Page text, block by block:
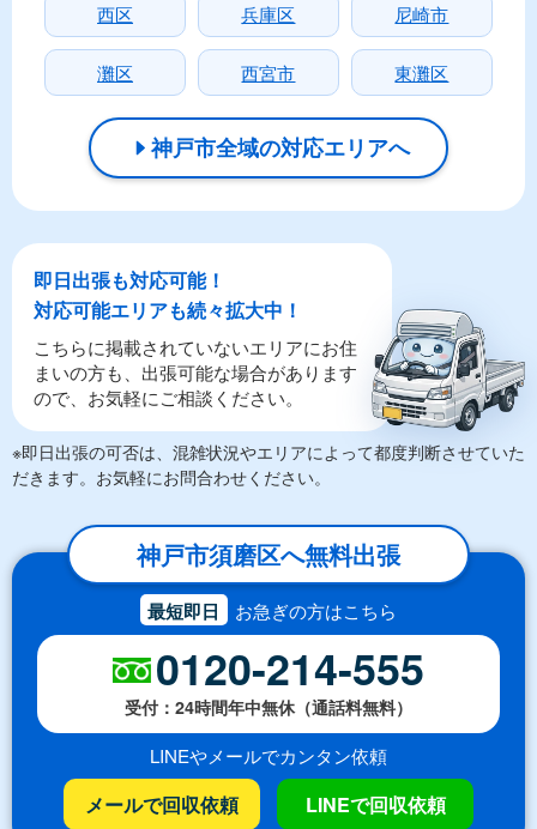
西区 兵庫区 尼崎市
灘区 西宮市 東灘区
神戸市全域の対応エリアへ
即日出張も対応可能！
対応可能エリアも続々拡大中！
こちらに掲載されていないエリアにお住
まいの方も、出張可能な場合があります
ので、お気軽にご相談ください。
※即日出張の可否は、混雑状況やエリアによって都度判断させていた
だきます。お気軽にお問合わせください。
神戸市須磨区へ無料出張
最短即日 お急ぎの方はこちら
0120-214-555
受付：24時間年中無休（通話料無料）
LINEやメールでカンタン依頼
メールで回収依頼 LINEで回収依頼